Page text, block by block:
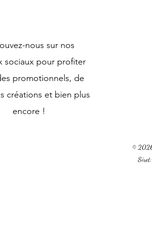
nous sur nos
sociaux pour profiter
promotionnels, de
créations et bien plus
encore !
©